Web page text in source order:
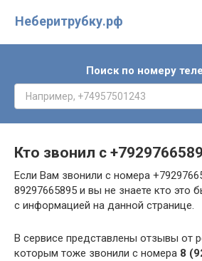
Неберитрубку.рф
Поиск по номеру
Кто звонил с
Если Вам звонили с номера
89297665895 и вы не знаете кто это
с информацией на данной странице.
В сервисе представлены отзывы от
которым тоже звонили с номера 8